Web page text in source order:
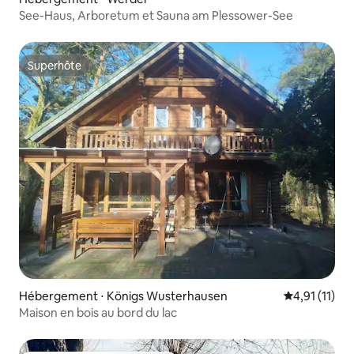
See-Haus, Arboretum et Sauna am Plessower-See
Superhôte
Superhôte
Hébergement ⋅ Königs Wusterhausen Évaluation
4,91 (11)
Maison en bois au bord du lac